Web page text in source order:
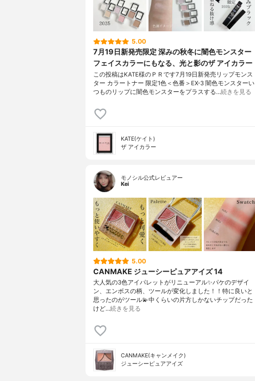
5.00
7月19日新発売限定 深みの秋冬に闇色モンスター
フェイスカラーにもなる、光と影のザ アイカラー
この投稿はKATE様のＰＲです7月19日新発売リップモンス
ター カラートナー 限定1色＜色番＞EX-3 闇色モンスターい
つものリップに闇色モンスターをプラスする…続きを見る
KATE(ケイト)
ザ アイカラー
モノシル公式レビュアー
Kei
5.00
CANMAKE ジューシーピュアアイズ 14
大人気の3色アイパレットがリニューアル✨パケのデザイ
ン、エンボスの柄、ツールが変化しました！！特に良いと
思ったのがツール💫中くらいの片方しかないチップだった
けど…続きを見る
CANMAKE(キャンメイク)
ジューシーピュアアイズ